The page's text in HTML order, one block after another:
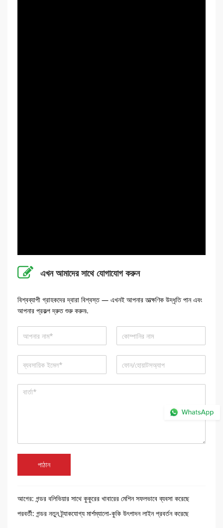
এখন আমাদের সাথে যোগাযোগ করুন
বিশ্বব্যাপী গ্রাহকদের দ্বারা বিশ্বস্ত — এখনই আপনার তাত্ক্ষণিক উদ্ধৃতি পান এবং
আপনার প্রকল্প দ্রুত শুরু করুন৷.
পাঠান
আগের: গন্ডর বলিভিয়ার সাথে কুকুরের খাবারের মেশিন সফলভাবে ব্যবসা করেছে
পরবর্তী: গন্ডর নতুন ট্র্যাকযোগ্য মার্শম্যালো-কুকি উৎপাদন লাইন প্রবর্তন করেছে